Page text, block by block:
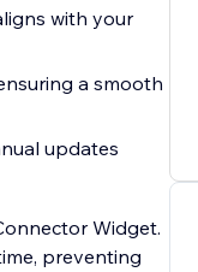
with your
a smooth
updates
Widget.
preventing